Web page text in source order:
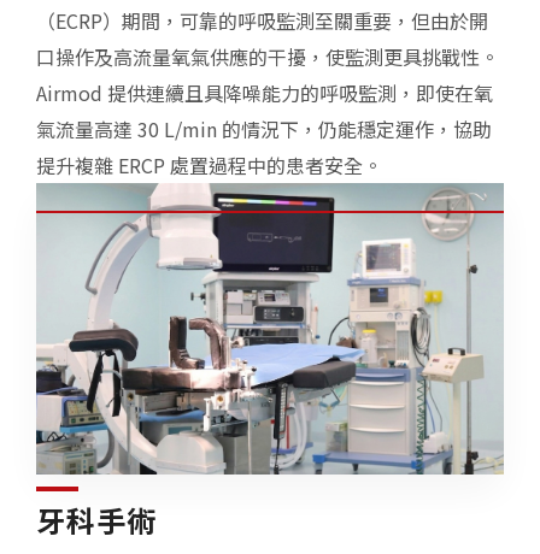
（ECRP）期間，可靠的呼吸監測至關重要，但由於開
口操作及高流量氧氣供應的干擾，使監測更具挑戰性。
Airmod 提供連續且具降噪能力的呼吸監測，即使在氧
氣流量高達 30 L/min 的情況下，仍能穩定運作，協助
提升複雜 ERCP 處置過程中的患者安全。
牙科手術